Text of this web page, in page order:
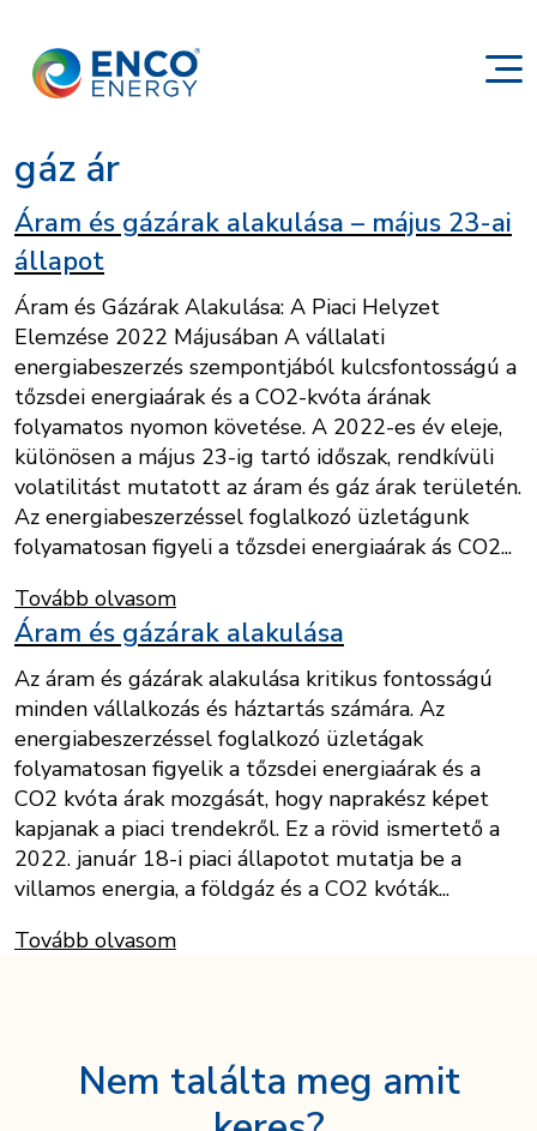
gáz ár
Áram és gázárak alakulása – május 23-ai
állapot
Áram és Gázárak Alakulása: A Piaci Helyzet
Elemzése 2022 Májusában A vállalati
energiabeszerzés szempontjából kulcsfontosságú a
tőzsdei energiaárak és a CO2-kvóta árának
folyamatos nyomon követése. A 2022-es év eleje,
különösen a május 23-ig tartó időszak, rendkívüli
volatilitást mutatott az áram és gáz árak területén.
Az energiabeszerzéssel foglalkozó üzletágunk
folyamatosan figyeli a tőzsdei energiaárak ás CO2...
Tovább olvasom
Áram és gázárak alakulása
Az áram és gázárak alakulása kritikus fontosságú
minden vállalkozás és háztartás számára. Az
energiabeszerzéssel foglalkozó üzletágak
folyamatosan figyelik a tőzsdei energiaárak és a
CO2 kvóta árak mozgását, hogy naprakész képet
kapjanak a piaci trendekről. Ez a rövid ismertető a
2022. január 18-i piaci állapotot mutatja be a
villamos energia, a földgáz és a CO2 kvóták...
Tovább olvasom
Nem találta meg amit